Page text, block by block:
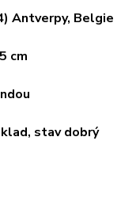
Antverpy, Belgie
cm
stav dobrý